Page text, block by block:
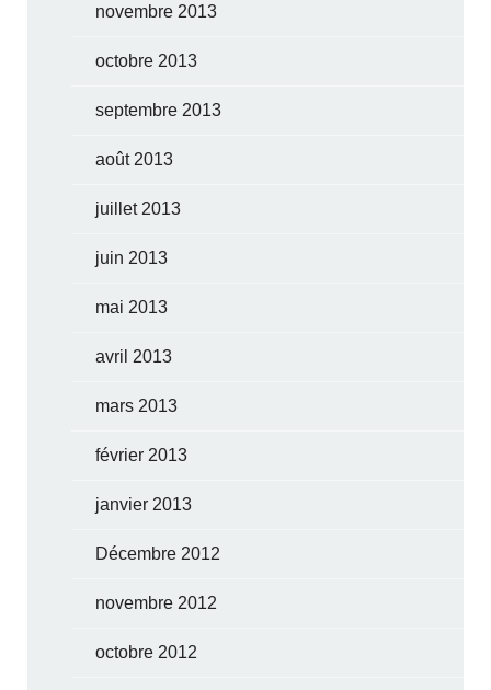
novembre 2013
octobre 2013
septembre 2013
août 2013
juillet 2013
juin 2013
mai 2013
avril 2013
mars 2013
février 2013
janvier 2013
Décembre 2012
novembre 2012
octobre 2012